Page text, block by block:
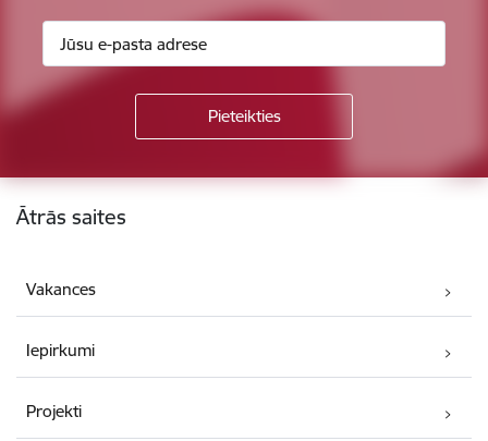
Kājene
Ātrās saites
Vakances
Iepirkumi
Projekti